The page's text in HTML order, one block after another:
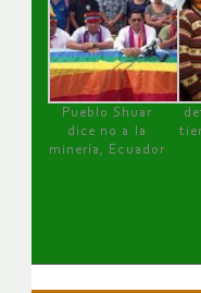
Pueblo Shuar
dice no a la
minería, Ecuador